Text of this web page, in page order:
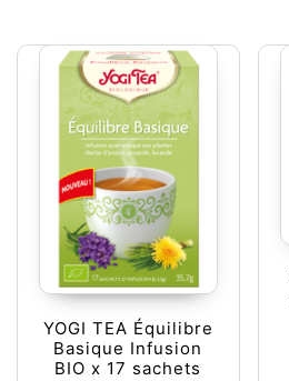
YOGI TEA Équilibre
Basique Infusion
BIO x 17 sachets